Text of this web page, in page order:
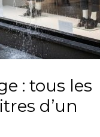
: tous les
d’un